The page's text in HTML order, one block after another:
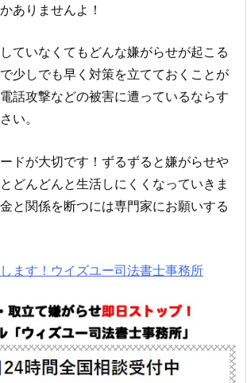
ありませんよ！
ていなくてもどんな嫌がらせが起こる
少しでも早く対策を立てておくことが
話攻撃などの被害に遭っているならす
い。
ドが大切です！ずるずると嫌がらせや
どんどんと生活しにくくなっていきま
と関係を断つには専門家にお願いする
ます！ウイズユー司法書士事務所